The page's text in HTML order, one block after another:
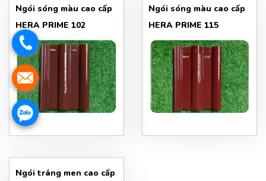
Ngói sóng màu cao cấp
HERA PRIME 102
Ngói sóng màu cao cấp
HERA PRIME 115
Ngói tráng men cao cấp